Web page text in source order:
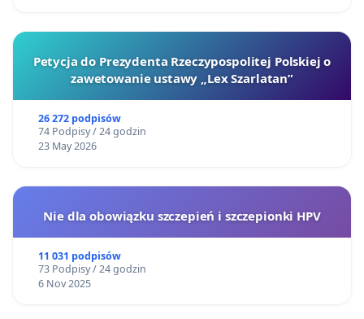
Petycja do Prezydenta Rzeczypospolitej Polskiej o
zawetowanie ustawy „Lex Szarlatan”
26 272 podpisów
74 Podpisy / 24 godzin
23 May 2026
Nie dla obowiązku szczepień i szczepionki HPV
11 031 podpisów
73 Podpisy / 24 godzin
6 Nov 2025